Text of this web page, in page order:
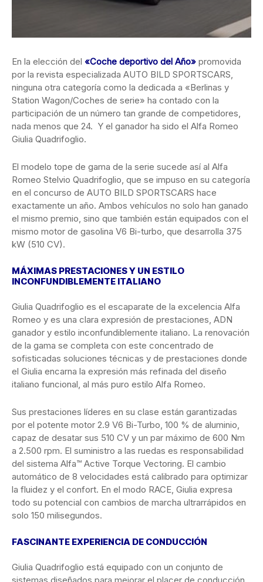
En la elección del «Coche deportivo del Año» promovida
por la revista especializada AUTO BILD SPORTSCARS,
ninguna otra categoría como la dedicada a «Berlinas y
Station Wagon/Coches de serie» ha contado con la
participación de un número tan grande de competidores,
nada menos que 24. Y el ganador ha sido el Alfa Romeo
Giulia Quadrifoglio.
El modelo tope de gama de la serie sucede así al Alfa
Romeo Stelvio Quadrifoglio, que se impuso en su categoría
en el concurso de AUTO BILD SPORTSCARS hace
exactamente un año. Ambos vehículos no solo han ganado
el mismo premio, sino que también están equipados con el
mismo motor de gasolina V6 Bi-turbo, que desarrolla 375
kW (510 CV).
MÁXIMAS PRESTACIONES Y UN ESTILO
INCONFUNDIBLEMENTE ITALIANO
Giulia Quadrifoglio es el escaparate de la excelencia Alfa
Romeo y es una clara expresión de prestaciones, ADN
ganador y estilo inconfundiblemente italiano. La renovación
de la gama se completa con este concentrado de
sofisticadas soluciones técnicas y de prestaciones donde
el Giulia encarna la expresión más refinada del diseño
italiano funcional, al más puro estilo Alfa Romeo.
Sus prestaciones líderes en su clase están garantizadas
por el potente motor 2.9 V6 Bi-Turbo, 100 % de aluminio,
capaz de desatar sus 510 CV y ​​un par máximo de 600 Nm
a 2.500 rpm. El suministro a las ruedas es responsabilidad
del sistema Alfa™ Active Torque Vectoring. El cambio
automático de 8 velocidades está calibrado para optimizar
la fluidez y el confort. En el modo RACE, Giulia expresa
todo su potencial con cambios de marcha ultrarrápidos en
solo 150 milisegundos.
FASCINANTE EXPERIENCIA DE CONDUCCIÓN
Giulia Quadrifoglio está equipado con un conjunto de